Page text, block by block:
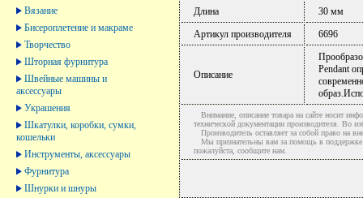
Вязание
Бисероплетение и макраме
Творчество
Шторная фурнитура
Швейные машины и
аксессуары
Украшения
Шкатулки, коробки, сумки,
кошельки
Инструменты, аксессуары
Фурнитура
Шнурки и шнуры
Длина
30 мм
Артикул производителя
6696
Описание
Pendant
Внимание, описание товара на сайте носит
технической документации производителя. Во
Производитель оставляет за собой право на
Мы признательны вам за помощь в поддержке
пожалуйста, сообщите нам.